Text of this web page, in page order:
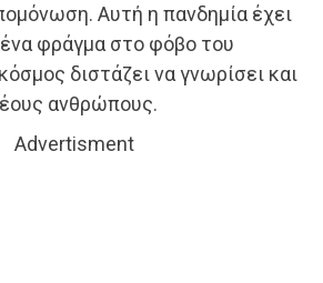
Αυτή η πανδημία έχει
φράγμα στο φόβο του
διστάζει να γνωρίσει και
ανθρώπους.
Advertisment